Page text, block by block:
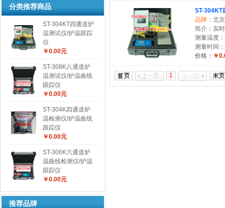
分类推荐商品
ST-304KT四通道炉
温测试仪/炉温跟踪
仪
￥0.00元
ST-308K八通道炉
温测试仪/炉温曲线
跟踪仪
￥0.00元
ST-304K四通道炉
温检测仪/炉温曲线
跟踪仪
￥0.00元
ST-306K六通道炉
温曲线检测仪/炉温
跟踪仪
￥0.00元
推荐品牌
ST-304KT
品牌： 北
简介：实
测量温度
测量时间
价格： ￥
1